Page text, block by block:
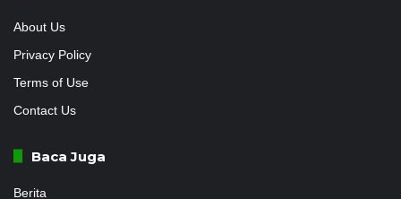
About Us
Privacy Policy
Terms of Use
Contact Us
Baca Juga
Berita